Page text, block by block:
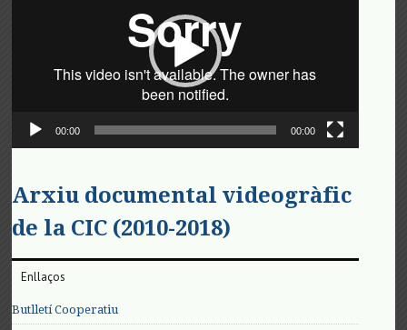
00:00 00:00
Arxiu documental videogràfic
de la CIC (2010-2018)
Enllaços
Butlletí Cooperatiu